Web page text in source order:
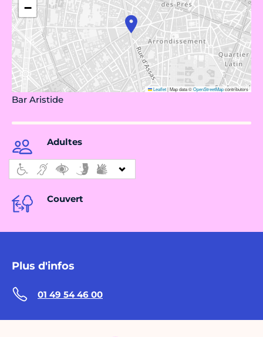
−
Leaflet|Map data ©OpenStreetMapcontributors
Bar Aristide
Adultes
Couvert
Plus d'infos
01 49 54 46 00